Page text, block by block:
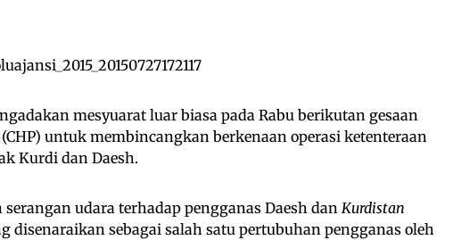
mesyuarat luar biasa pada Rabu berikutan gesaan
(CHP) untuk membincangkan berkenaan operasi ketenteraan
Kurdi dan Daesh.
udara terhadap pengganas Daesh dan Kurdistan
disenaraikan sebagai salah satu pertubuhan pengganas oleh